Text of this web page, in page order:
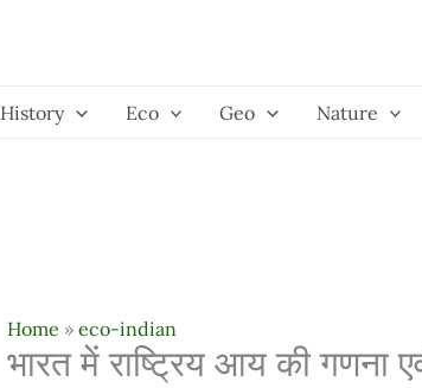
History Eco Geo Nature
Home » eco-indian
भारत में राष्ट्रिय आय की गणना